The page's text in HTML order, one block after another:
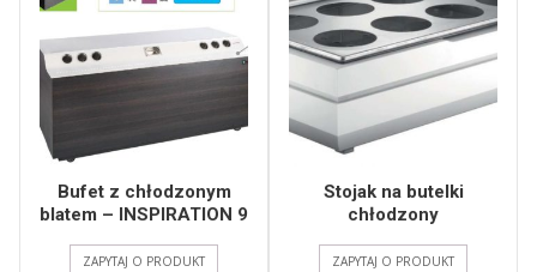
Bufet z chłodzonym
blatem – INSPIRATION 9
ZAPYTAJ O PRODUKT
Stojak na butelki
chłodzony
ZAPYTAJ O PRODUKT